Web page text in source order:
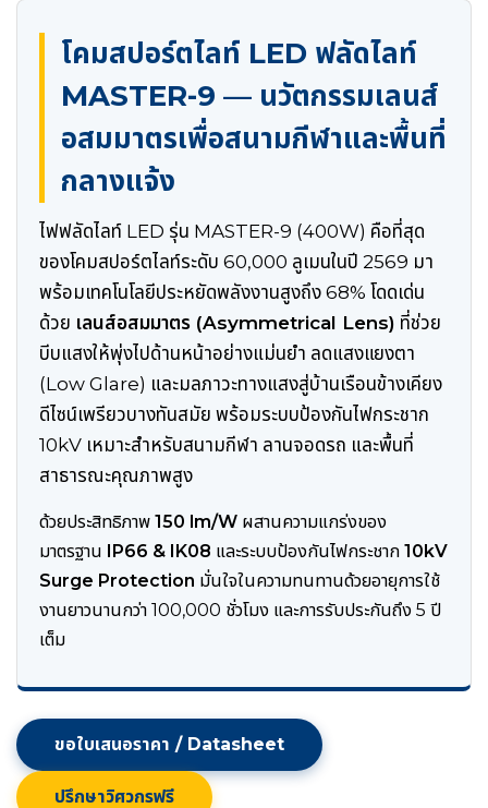
โคมสปอร์ตไลท์ LED ฟลัดไลท์
MASTER-9 — นวัตกรรมเลนส์
อสมมาตรเพื่อสนามกีฬาและพื้นที่
กลางแจ้ง
ไฟฟลัดไลท์ LED รุ่น MASTER-9 (400W) คือที่สุด
ของโคมสปอร์ตไลท์ระดับ 60,000 ลูเมนในปี 2569 มา
พร้อมเทคโนโลยีประหยัดพลังงานสูงถึง 68% โดดเด่น
ด้วย เลนส์อสมมาตร (Asymmetrical Lens) ที่ช่วย
บีบแสงให้พุ่งไปด้านหน้าอย่างแม่นยำ ลดแสงแยงตา
(Low Glare) และมลภาวะทางแสงสู่บ้านเรือนข้างเคียง
ดีไซน์เพรียวบางทันสมัย พร้อมระบบป้องกันไฟกระชาก
10kV เหมาะสำหรับสนามกีฬา ลานจอดรถ และพื้นที่
สาธารณะคุณภาพสูง
ด้วยประสิทธิภาพ 150 lm/W ผสานความแกร่งของ
มาตรฐาน IP66 & IK08 และระบบป้องกันไฟกระชาก 10kV
Surge Protection มั่นใจในความทนทานด้วยอายุการใช้
งานยาวนานกว่า 100,000 ชั่วโมง และการรับประกันถึง 5 ปี
เต็ม
ขอใบเสนอราคา / Datasheet
ปรึกษาวิศวกรฟรี